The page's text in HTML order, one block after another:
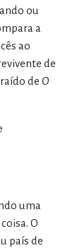
ou
a
ao
de
de O
uma
O
país de